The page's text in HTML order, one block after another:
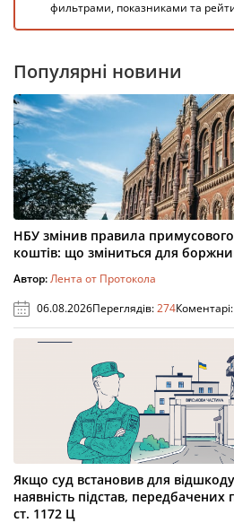
фильтрами, показниками та
Популярні новини
НБУ змінив правила
коштів: що зміниться для
Автор:Лента от Протокола
06.08.2026Переглядів:274Коментарі:
Якщо суд встановив для
наявність підстав,
ст. 1172 Ц